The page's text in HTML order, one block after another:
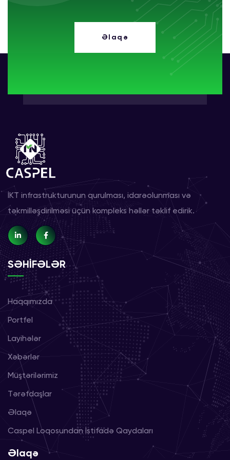
Əlaqə
İKT infrastrukturunun qurulması, idarəolunması və
təkmilləşdirilməsi üçün kompleks həllər təklif edirik.
SƏHİFƏLƏR
Haqqımızda
Portfel
Layihələr
Xəbərlər
Müştərilərimiz
Tərəfdaşlar
Əlaqə
Caspel Loqosundan İstifadə Qaydaları
Əlaqə